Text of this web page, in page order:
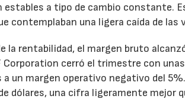
estables a tipo de cambio constante.
contemplaban una ligera caída de
la rentabilidad, el margen bruto
Corporation cerró el trimestre con
a un margen operativo negativo del
dólares, una cifra ligeramente mejor